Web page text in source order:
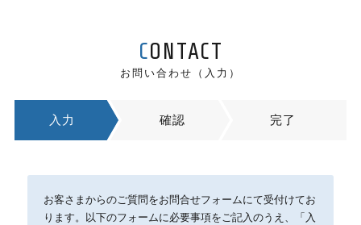
CONTACT
お問い合わせ（入力）
入力 確認 完了
お客さまからのご質問をお問合せフォームにて受付けてお
ります。以下のフォームに必要事項をご記入のうえ、「入